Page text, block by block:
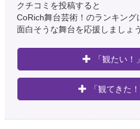
クチコミを投稿すると
CoRich舞台芸術！のランキング
面白そうな舞台を応援しましょ
「観たい
「観てきた